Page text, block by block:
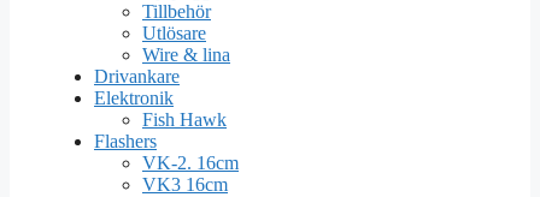
Tillbehör
Utlösare
Wire & lina
Drivankare
Elektronik
Fish Hawk
Flashers
VK-2. 16cm
VK3 16cm